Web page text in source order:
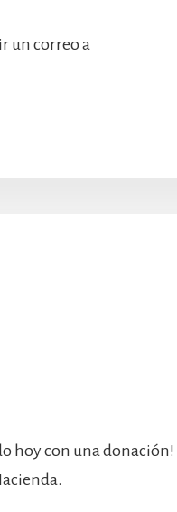
un correo a
hoy con una donación!